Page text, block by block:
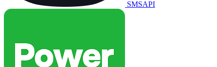
SMSAPI